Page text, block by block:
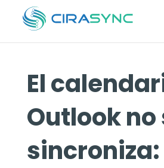
El
Outlook no
sincroniza: